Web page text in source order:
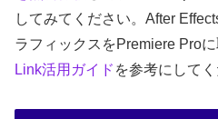
してみてください。After
ラフィックスをPremiere Proに
Link活用ガイド を参考にしてく